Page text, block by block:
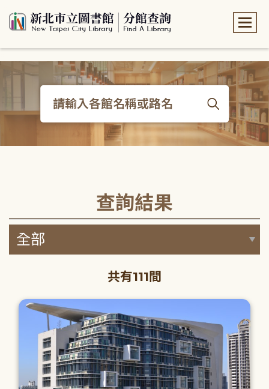
查詢結果
共有111間